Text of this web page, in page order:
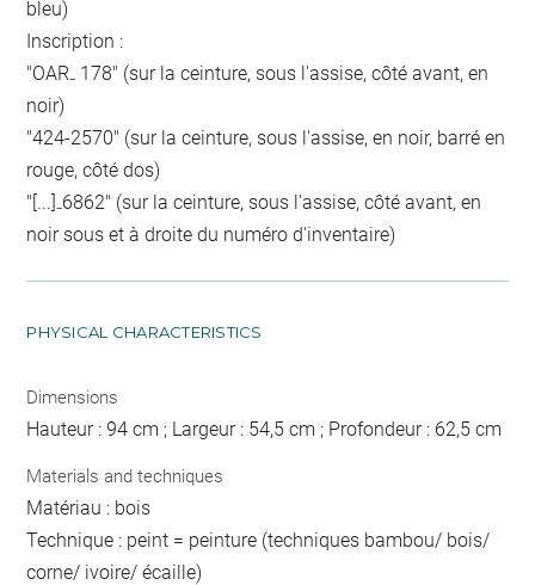
bleu)
Inscription :
"OAR₋ 178" (sur la ceinture, sous l'assise, côté avant, en
noir)
"424-2570" (sur la ceinture, sous l'assise, en noir, barré en
rouge, côté dos)
"[...]₋6862" (sur la ceinture, sous l'assise, côté avant, en
noir sous et à droite du numéro d'inventaire)
PHYSICAL CHARACTERISTICS
Dimensions
Hauteur : 94 cm ; Largeur : 54,5 cm ; Profondeur : 62,5 cm
Materials and techniques
Matériau : bois
Technique : peint = peinture (techniques bambou/ bois/
corne/ ivoire/ écaille)